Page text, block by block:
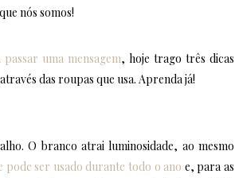
nós somos!
uma mensagem, hoje trago três dicas
das roupas que usa. Aprenda já!
O branco atrai luminosidade, ao mesmo
pode ser usado durante todo o ano e, para as